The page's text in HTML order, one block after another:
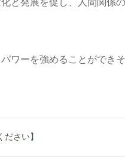
と発展を促し、人間関係
ワーを強めることができ
さい】